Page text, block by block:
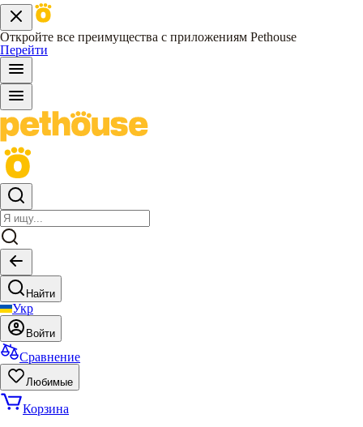
Откройте все преимущества с приложениям Pethouse
Перейти
Найти
Укр
Войти
Сравнение
Любимые
Корзина